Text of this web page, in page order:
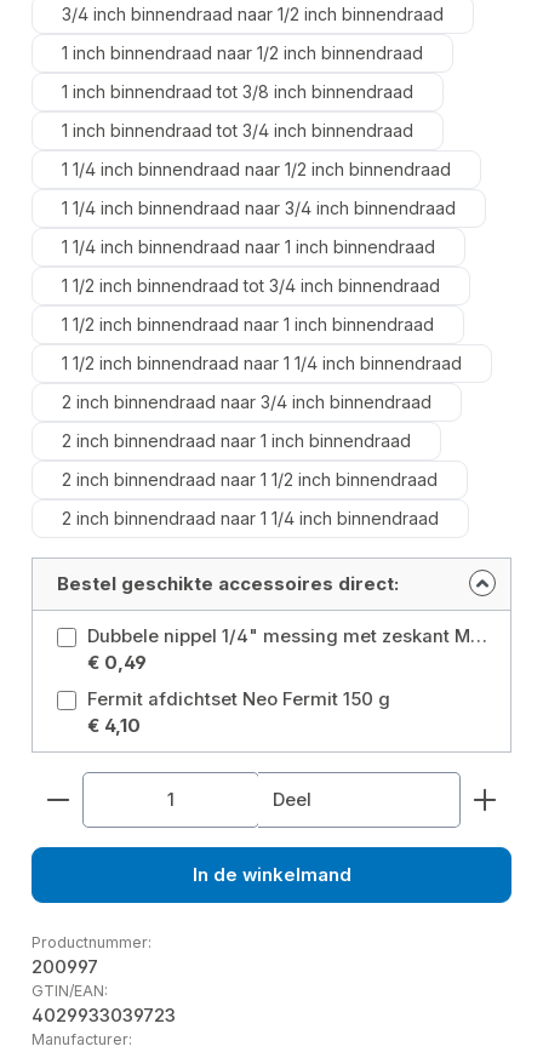
3/4 inch binnendraad naar 1/2 inch binnendraad
1 inch binnendraad naar 1/2 inch binnendraad
1 inch binnendraad tot 3/8 inch binnendraad
1 inch binnendraad tot 3/4 inch binnendraad
1 1/4 inch binnendraad naar 1/2 inch binnendraad
1 1/4 inch binnendraad naar 3/4 inch binnendraad
1 1/4 inch binnendraad naar 1 inch binnendraad
1 1/2 inch binnendraad tot 3/4 inch binnendraad
1 1/2 inch binnendraad naar 1 inch binnendraad
1 1/2 inch binnendraad naar 1 1/4 inch binnendraad
2 inch binnendraad naar 3/4 inch binnendraad
2 inch binnendraad naar 1 inch binnendraad
2 inch binnendraad naar 1 1/2 inch binnendraad
2 inch binnendraad naar 1 1/4 inch binnendraad
Bestel geschikte accessoires direct:
Dubbele nippel 1/4" messing met zeskant Maat: 1/4 inches
€ 0,49
Fermit afdichtset Neo Fermit 150 g
€ 4,10
Producthoeveelheid: Voer de gewenste
Deel
In de winkelmand
Productnummer:
200997
GTIN/EAN:
4029933039723
Manufacturer: